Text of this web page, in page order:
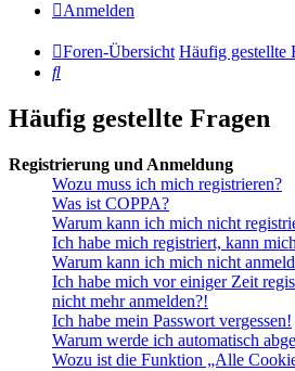
Anmelden
Foren-Übersicht Häufig gestellte
Suche
Häufig gestellte Fragen
Registrierung und Anmeldung
Wozu muss ich mich registrieren?
Was ist COPPA?
Warum kann ich mich nicht
Ich habe mich registriert, kann
Warum kann ich mich nicht
Ich habe mich vor einiger Zeit
nicht mehr anmelden?!
Ich habe mein Passwort vergessen!
Warum werde ich automatisch
Wozu ist die Funktion „Alle